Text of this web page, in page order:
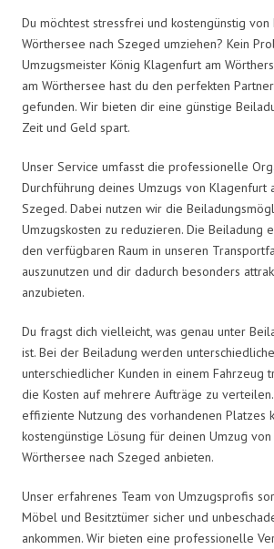
Du möchtest stressfrei und kostengünstig
Wörthersee nach Szeged umziehen? Kein
Umzugsmeister König Klagenfurt am
am Wörthersee hast du den perfekten
gefunden. Wir bieten dir eine günstige
Zeit und Geld spart.
Unser Service umfasst die professionelle
Durchführung deines Umzugs von Klagenfurt
Szeged. Dabei nutzen wir die
Umzugskosten zu reduzieren. Die Beiladung
den verfügbaren Raum in unseren
auszunutzen und dir dadurch besonders
anzubieten.
Du fragst dich vielleicht, was genau unter
ist. Bei der Beiladung werden
unterschiedlicher Kunden in einem Fahrzeug
die Kosten auf mehrere Aufträge zu
effiziente Nutzung des vorhandenen Platzes
kostengünstige Lösung für deinen Umzug
Wörthersee nach Szeged anbieten.
Unser erfahrenes Team von Umzugsprofis
Möbel und Besitztümer sicher und
ankommen. Wir bieten eine professionelle